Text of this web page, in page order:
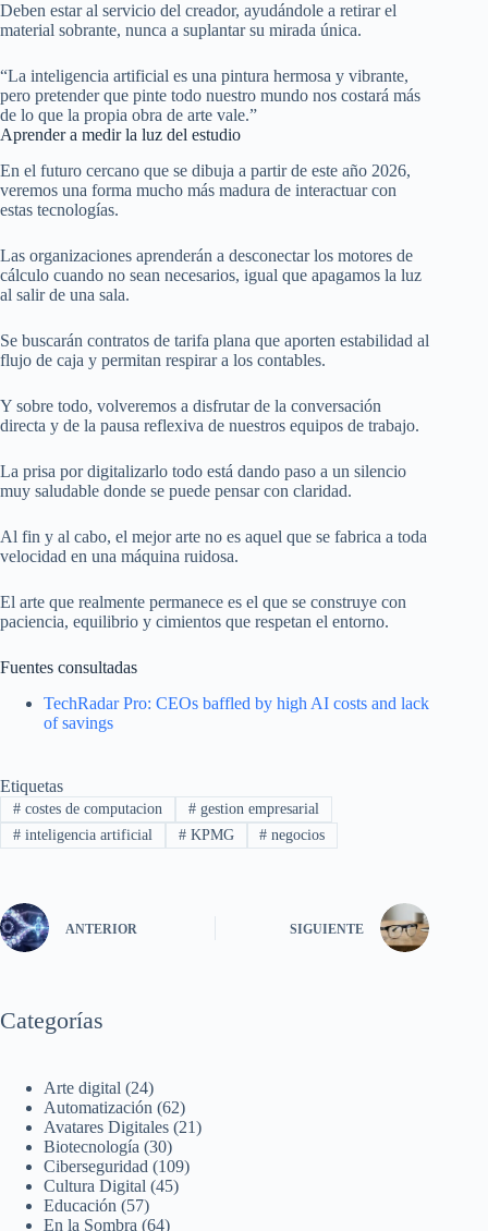
Deben estar al servicio del creador, ayudándole a retirar el
material sobrante, nunca a suplantar su mirada única.
“La inteligencia artificial es una pintura hermosa y vibrante,
pero pretender que pinte todo nuestro mundo nos costará más
de lo que la propia obra de arte vale.”
Aprender a medir la luz del estudio
En el futuro cercano que se dibuja a partir de este año 2026,
veremos una forma mucho más madura de interactuar con
estas tecnologías.
Las organizaciones aprenderán a desconectar los motores de
cálculo cuando no sean necesarios, igual que apagamos la luz
al salir de una sala.
Se buscarán contratos de tarifa plana que aporten estabilidad al
flujo de caja y permitan respirar a los contables.
Y sobre todo, volveremos a disfrutar de la conversación
directa y de la pausa reflexiva de nuestros equipos de trabajo.
La prisa por digitalizarlo todo está dando paso a un silencio
muy saludable donde se puede pensar con claridad.
Al fin y al cabo, el mejor arte no es aquel que se fabrica a toda
velocidad en una máquina ruidosa.
El arte que realmente permanece es el que se construye con
paciencia, equilibrio y cimientos que respetan el entorno.
Fuentes consultadas
TechRadar Pro: CEOs baffled by high AI costs and lack
of savings
Etiquetas
#costes de computacion #gestion empresarial
#inteligencia artificial #KPMG # negocios
ANTERIOR SIGUIENTE
Categorías
Arte digital (24)
Automatización (62)
Avatares Digitales (21)
Biotecnología (30)
Ciberseguridad (109)
Cultura Digital (45)
Educación (57)
En la Sombra (64)